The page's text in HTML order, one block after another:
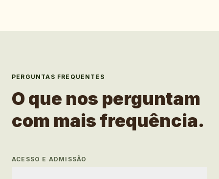
PERGUNTAS FREQUENTES
O que nos perguntam
com mais frequência.
ACESSO E ADMISSÃO